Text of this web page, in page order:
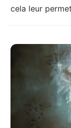
cela leur